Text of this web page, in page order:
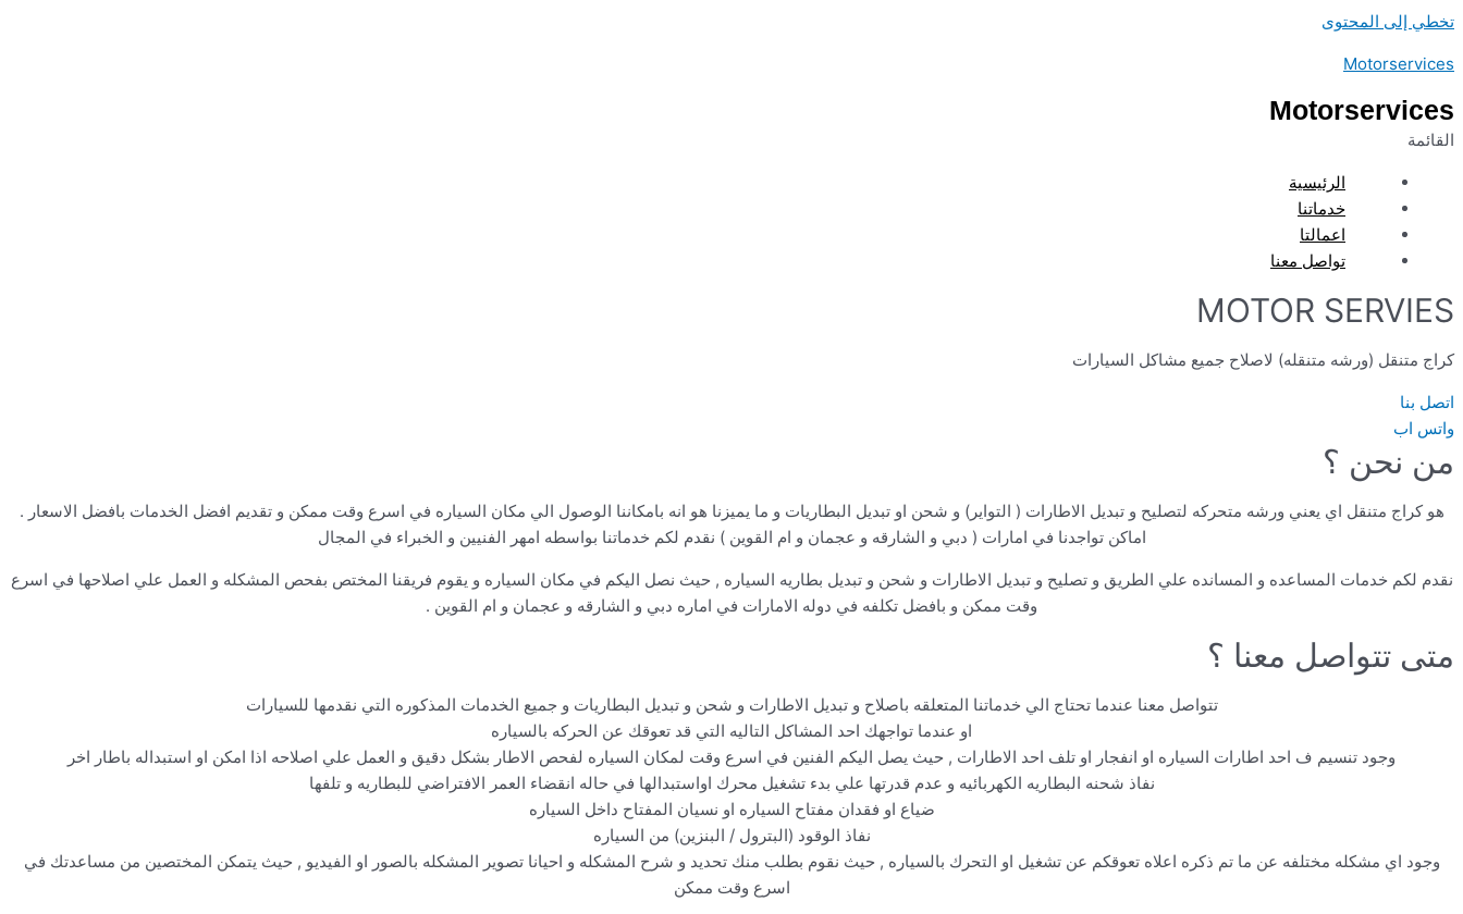
تخطي إلى المحتوى
Motorservices
Motorservices
القائمة
الرئيسية
خدماتنا
اعمالتا
تواصل معنا
MOTOR SERVIES
كراج متنقل (ورشه متنقله) لاصلاح جميع مشاكل السيارات
اتصل بنا
واتس اب
من نحن ؟
هو كراج متنقل اي يعني ورشه متحركه لتصليح و تبديل الاطارات ( التواير) و شحن او تبديل البطاريات و ما يميزنا هو انه بامكاننا الوصول الي مكان السياره في اسرع وقت ممكن و تقديم افضل الخدمات بافضل الاسعار .
اماكن تواجدنا في امارات ( دبي و الشارقه و عجمان و ام القوين ) نقدم لكم خدماتنا بواسطه امهر الفنيين و الخبراء في المجال
نقدم لكم خدمات المساعده و المسانده علي الطريق و تصليح و تبديل الاطارات و شحن و تبديل بطاريه السياره , حيث نصل اليكم في مكان السياره و يقوم فريقنا المختص بفحص المشكله و العمل علي اصلاحها في اسرع
وقت ممكن و بافضل تكلفه في دوله الامارات في اماره دبي و الشارقه و عجمان و ام القوين .
متى تتواصل معنا ؟
تتواصل معنا عندما تحتاج الي خدماتنا المتعلقه باصلاح و تبديل الاطارات و شحن و تبديل البطاريات و جميع الخدمات المذكوره التي نقدمها للسيارات
او عندما تواجهك احد المشاكل التاليه التي قد تعوقك عن الحركه بالسياره
وجود تنسيم ف احد اطارات السياره او انفجار او تلف احد الاطارات , حيث يصل اليكم الفنين في اسرع وقت لمكان السياره لفحص الاطار بشكل دقيق و العمل علي اصلاحه اذا امكن او استبداله باطار اخر
نفاذ شحنه البطاريه الكهربائيه و عدم قدرتها علي بدء تشغيل محرك اواستبدالها في حاله انقضاء العمر الافتراضي للبطاريه و تلفها
ضياع او فقدان مفتاح السياره او نسيان المفتاح داخل السياره
نفاذ الوقود (البترول / البنزين) من السياره
وجود اي مشكله مختلفه عن ما تم ذكره اعلاه تعوقكم عن تشغيل او التحرك بالسياره , حيث نقوم بطلب منك تحديد و شرح المشكله و احيانا تصوير المشكله بالصور او الفيديو , حيث يتمكن المختصين من مساعدتك في
اسرع وقت ممكن